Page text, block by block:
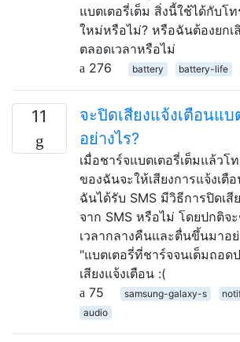
แบตเตอรี่เต็ม สิ่งนี้ใช้ได้กับโ
ใหม่หรือไม่? หรือฉันต้องยกเ
ตลอดเวลาหรือไม่
276
battery battery-life
11
จะปิดเสียงแจ้งเตือนแบ
อย่างไร?
เมื่อชาร์จแบตเตอรี่เต็มแล้วโ
ของฉันจะให้เสียงการแจ้งเตื
ฉันได้รับ SMS มีวิธีการปิดเสี
จาก SMS หรือไม่ โดยปกติจ
เวลากลางคืนและตื่นขึ้นมาอย่
"แบตเตอรี่ที่ชาร์จจนเต็มถอด
เสียงแจ้งเตือน :(
75
samsung-galaxy-s
audio